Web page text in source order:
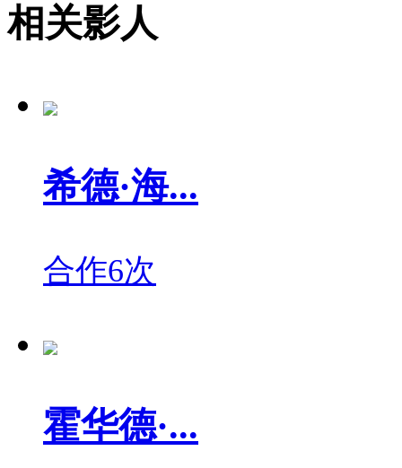
相关影人
希德·海...
合作6次
霍华德·...